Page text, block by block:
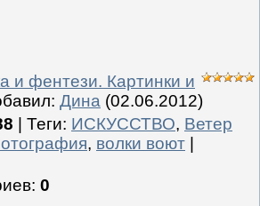
и фентези. Картинки и
: Дина (02.06.2012)
Теги: ИСКУССТВО, Ветер
, волки воют
: 0